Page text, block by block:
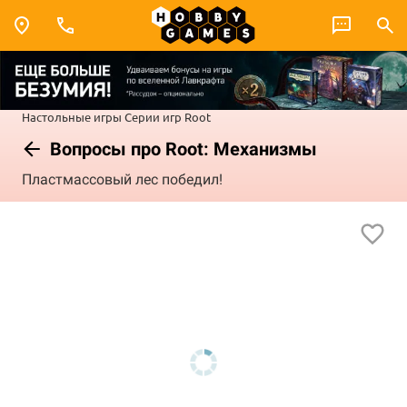
Настольные игры Серии игр Root
Вопросы про Root: Механизмы
Пластмассовый лес победил!